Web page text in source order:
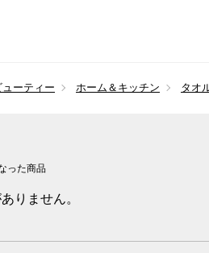
ーティー ホーム＆キッチン タオ
った商品
りません。